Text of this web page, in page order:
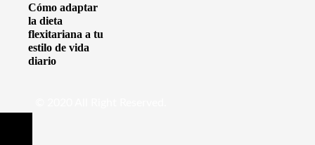
Cómo adaptar
la dieta
flexitariana a tu
estilo de vida
diario